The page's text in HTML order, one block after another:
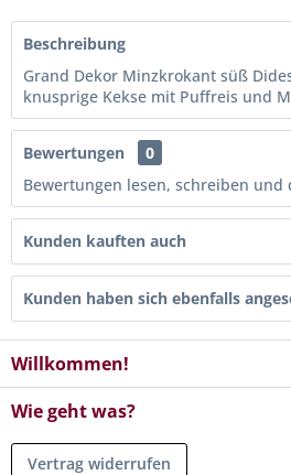
Beschreibung
Grand Dekor Minzkrokant süß
knusprige Kekse mit Puffreis und
Bewertungen
0
Bewertungen lesen, schreiben und
Kunden kauften auch
Kunden haben sich ebenfalls
Willkommen!
Wie geht was?
Vertrag widerrufen